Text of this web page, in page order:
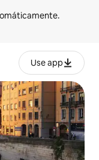
Use app